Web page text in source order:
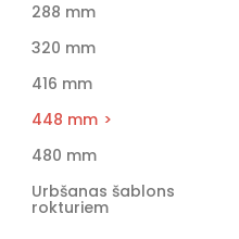
288 mm
320 mm
416 mm
448 mm
480 mm
Urbšanas šablons
rokturiem